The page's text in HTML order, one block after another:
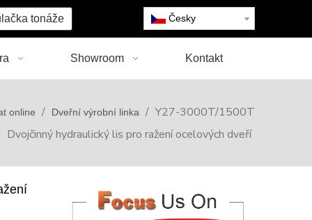
tonáže Česky
Showroom Kontakt
online / Dveřní výrobní linka / Y27-3000T/1500T
Dvojčinný hydraulický lis pro ražení ocelových dveří